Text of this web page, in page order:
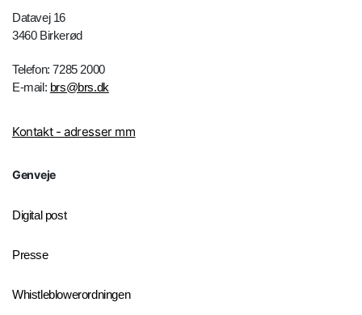
Datavej 16
3460 Birkerød
Telefon: 7285 2000
E-mail: brs@brs.dk
Kontakt - adresser mm
Genveje
Digital post
Presse
Whistleblowerordningen